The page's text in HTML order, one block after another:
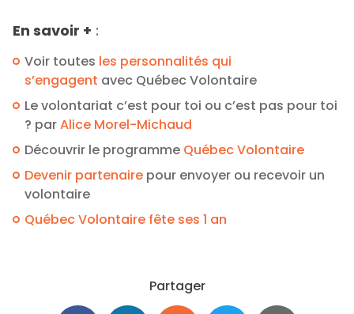
En savoir + :
Voir toutes les personnalités qui
s’engagent avec Québec Volontaire
Le volontariat c’est pour toi ou c’est pas pour toi
? parAlice Morel-Michaud
Découvrir le programme Québec Volontaire
Devenir partenaire pour envoyer ou recevoir un
volontaire
Québec Volontaire fête ses 1 an
Partager